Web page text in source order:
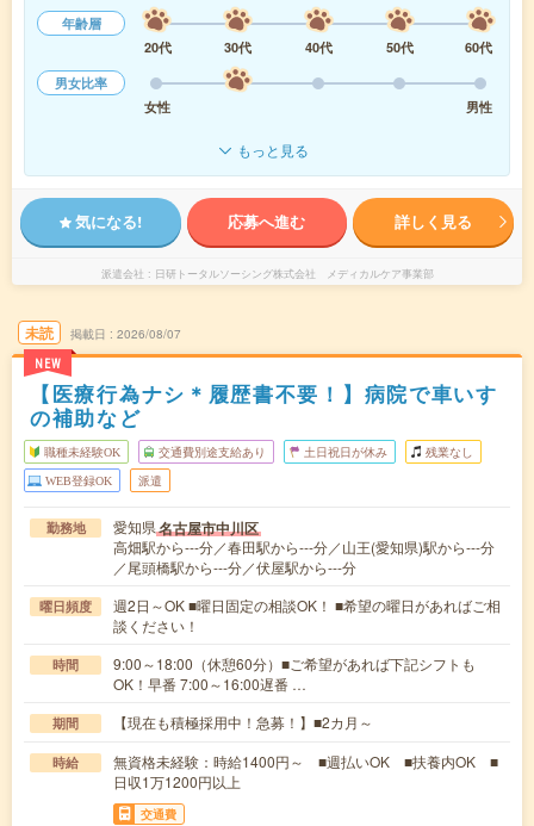
年齢層
20代
30代 40代 50代
60代
男女比率
女性
男性
もっと見る
気になる! 応募へ進む 詳しく見る
派遣会社 日研トータルソーシング株式会社 メディカルケア事業部
未読
NEW
掲載日 2026/08/07
【医療行為ナシ＊履歴書不要！】病院で車いす
の補助など
職種未経験OK 交通費別途支給あり 土日祝日が休み 残業なし
WEB登録OK 派遣
勤務地 愛知県名古屋市中川区
高畑駅から---分／春田駅から---分／山王(愛知県)駅から---分
／尾頭橋駅から---分／伏屋駅から---分
曜日頻度
週2日～OK ■曜日固定の相談OK！ ■希望の曜日があればご相
談ください！
時間
9:00～18:00（休憩60分）■ご希望があれば下記シフトも
OK！早番 7:00～16:00遅番 …
期間 【現在も積極採用中！急募！】■2カ月～
時給
無資格未経験：時給1400円～ ■週払いOK ■扶養内OK ■
日収1万1200円以上
交通費